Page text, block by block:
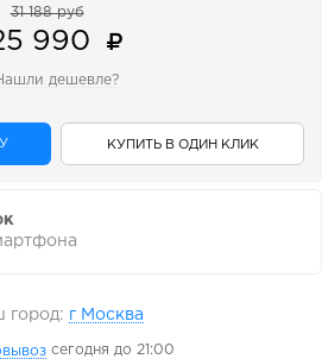
31 188 руб
990
дешевле?
КУПИТЬ В ОДИН КЛИК
город: г Москва
сегодня до 21:00